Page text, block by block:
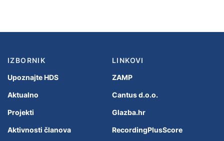
IZBORNIK
Upoznajte HDS
Aktualno
Projekti
Aktivnosti članova
LINKOVI
ZAMP
Cantus d.o.o.
Glazba.hr
RecordingPlusScore